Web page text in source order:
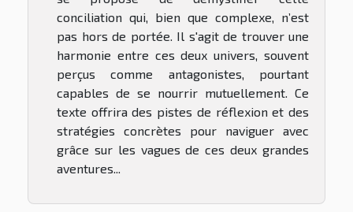
conciliation qui, bien que complexe, n’est
pas hors de portée. Il s'agit de trouver une
harmonie entre ces deux univers, souvent
perçus comme antagonistes, pourtant
capables de se nourrir mutuellement. Ce
texte offrira des pistes de réflexion et des
stratégies concrètes pour naviguer avec
grâce sur les vagues de ces deux grandes
aventures...